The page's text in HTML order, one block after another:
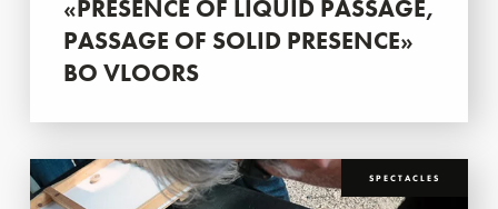
«PRESENCE OF LIQUID PASSAGE,
PASSAGE OF SOLID PRESENCE»
BO VLOORS
SPECTACLES